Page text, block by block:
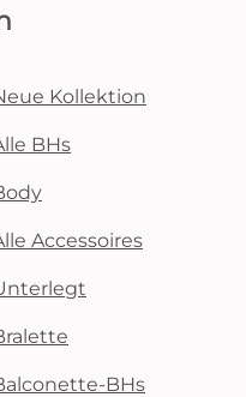
Kollektion
BHs
Accessoires
BHs